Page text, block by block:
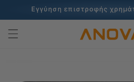
περιεχόμενο
Εγγύηση επιστροφής
100+ εκατομμύρια μάγειρες και